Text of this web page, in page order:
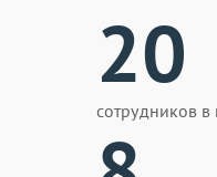
20
сотрудников в